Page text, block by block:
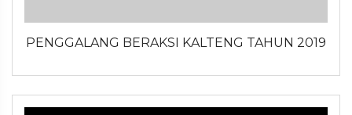
PENGGALANG BERAKSI KALTENG TAHUN 2019